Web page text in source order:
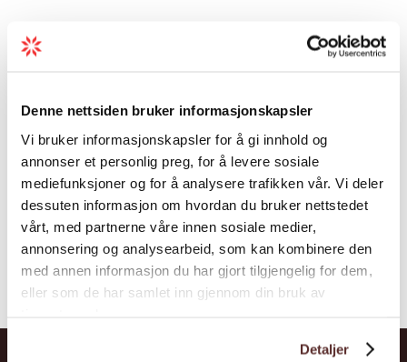
Denne nettsiden bruker informasjonskapsler
Vi bruker informasjonskapsler for å gi innhold og
annonser et personlig preg, for å levere sosiale
mediefunksjoner og for å analysere trafikken vår. Vi deler
dessuten informasjon om hvordan du bruker nettstedet
vårt, med partnerne våre innen sosiale medier,
annonsering og analysearbeid, som kan kombinere den
med annen informasjon du har gjort tilgjengelig for dem,
eller som de har samlet inn gjennom din bruk av
Detaljer